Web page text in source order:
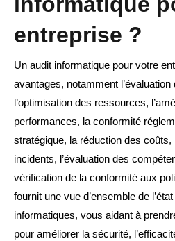
entreprise ?
Un audit informatique pour votre
avantages, notamment l’évaluation
l’optimisation des ressources,
performances, la conformité
stratégique, la réduction des coûts,
incidents, l’évaluation des
vérification de la conformité aux
fournit une vue d’ensemble de
informatiques, vous aidant à
pour améliorer la sécurité,